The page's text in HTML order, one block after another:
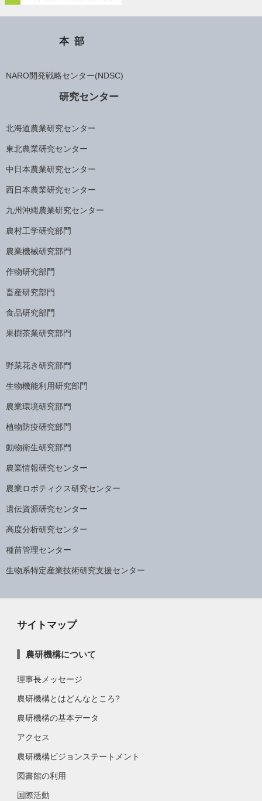
本部
NARO開発戦略センター(NDSC)
研究センター
北海道農業研究センター
東北農業研究センター
中日本農業研究センター
西日本農業研究センター
九州沖縄農業研究センター
農村工学研究部門
農業機械研究部門
作物研究部門
畜産研究部門
食品研究部門
果樹茶業研究部門
野菜花き研究部門
生物機能利用研究部門
農業環境研究部門
植物防疫研究部門
動物衛生研究部門
農業情報研究センター
農業ロボティクス研究センター
遺伝資源研究センター
高度分析研究センター
種苗管理センター
生物系特定産業技術研究支援センター
サイトマップ
農研機構について
理事長メッセージ
農研機構とはどんなところ?
農研機構の基本データ
アクセス
農研機構ビジョンステートメント
図書館の利用
国際活動